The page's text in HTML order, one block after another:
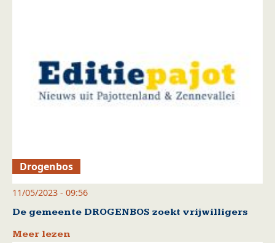
Drogenbos
11/05/2023 - 09:56
De gemeente DROGENBOS zoekt vrijwilligers
Meer lezen